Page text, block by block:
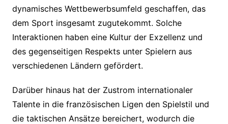
dynamisches Wettbewerbsumfeld geschaffen, das
dem Sport insgesamt zugutekommt. Solche
Interaktionen haben eine Kultur der Exzellenz und
des gegenseitigen Respekts unter Spielern aus
verschiedenen Ländern gefördert.
Darüber hinaus hat der Zustrom internationaler
Talente in die französischen Ligen den Spielstil und
die taktischen Ansätze bereichert, wodurch die